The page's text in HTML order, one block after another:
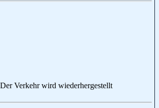
Verkehr wird wiederhergestellt